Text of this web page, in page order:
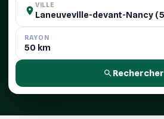
VILLE
RAYON
Rechercher